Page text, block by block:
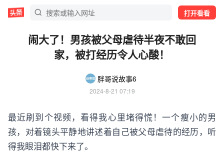
打开看看
闹大了！男孩被父母虐待半夜不敢回
家，被打经历令人心酸！
胖哥说故事6
2024-8-21 07:19
最近刷到个视频，看得我心里堵得慌！一个瘦小的男
孩，对着镜头平静地讲述着自己被父母虐待的经历，听
得我眼泪都快下来了。